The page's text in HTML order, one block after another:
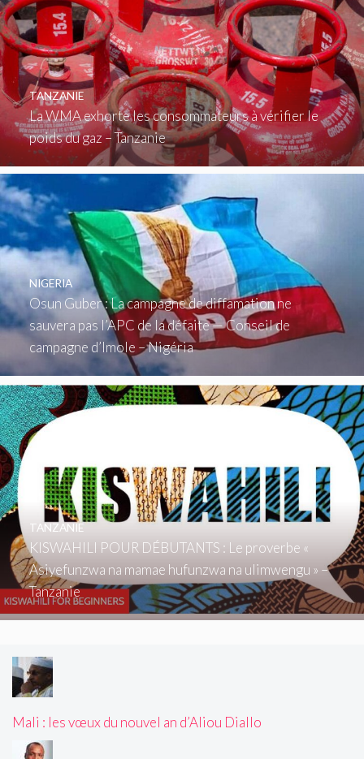
La WMA exhorte les consommateurs à vérifier le
poids du gaz – Tanzanie
TANZANIE
Osun Guber : La campagne de diffamation ne
sauvera pas l’APC de la défaite — Conseil de
campagne d’Imole – Nigéria
NIGERIA
KISWAHILI POUR DÉBUTANTS : Le proverbe «
Asiyefunzwa na mamae hufunzwa na ulimwengu » –
Tanzanie
TANZANIE
Mali : les vœux du nouvel an d’Aliou Diallo